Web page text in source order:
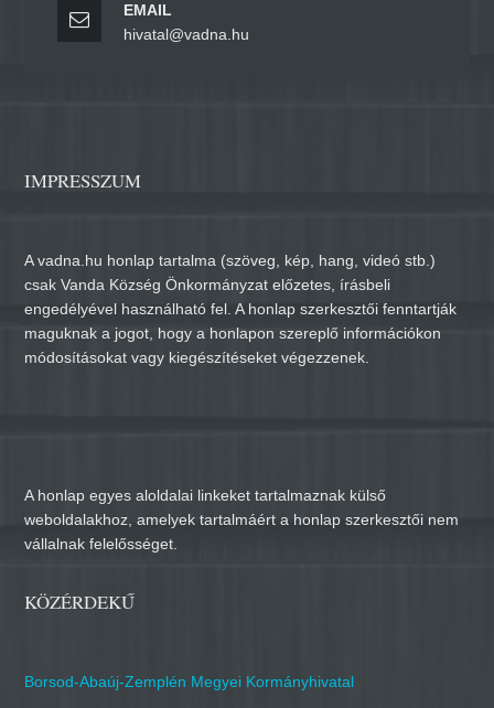
EMAIL
hivatal@vadna.hu
IMPRESSZUM
A vadna.hu honlap tartalma (szöveg, kép, hang, videó stb.)
csak Vanda Község Önkormányzat előzetes, írásbeli
engedélyével használható fel. A honlap szerkesztői fenntartják
maguknak a jogot, hogy a honlapon szereplő információkon
módosításokat vagy kiegészítéseket végezzenek.
A honlap egyes aloldalai linkeket tartalmaznak külső
weboldalakhoz, amelyek tartalmáért a honlap szerkesztői nem
vállalnak felelősséget.
KÖZÉRDEKŰ
Borsod-Abaúj-Zemplén Megyei Kormányhivatal